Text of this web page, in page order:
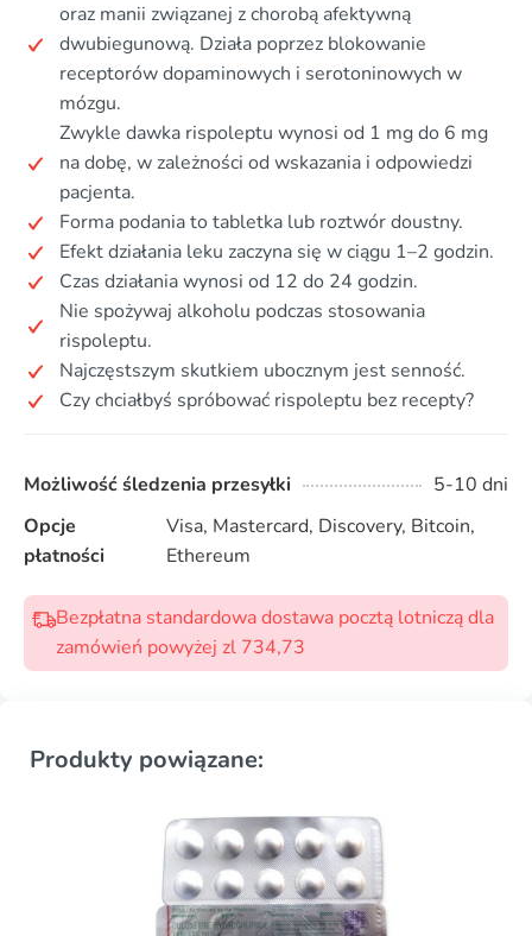
oraz manii związanej z chorobą afektywną
dwubiegunową. Działa poprzez blokowanie
receptorów dopaminowych i serotoninowych w
mózgu.
Zwykle dawka rispoleptu wynosi od 1 mg do 6 mg
na dobę, w zależności od wskazania i odpowiedzi
pacjenta.
Forma podania to tabletka lub roztwór doustny.
Efekt działania leku zaczyna się w ciągu 1–2 godzin.
Czas działania wynosi od 12 do 24 godzin.
Nie spożywaj alkoholu podczas stosowania
rispoleptu.
Najczęstszym skutkiem ubocznym jest senność.
Czy chciałbyś spróbować rispoleptu bez recepty?
Możliwość śledzenia przesyłki
5-10 dni
Opcje
płatności
Visa, Mastercard, Discovery, Bitcoin,
Ethereum
Bezpłatna standardowa dostawa pocztą lotniczą dla
zamówień powyżej zl 734,73
Produkty powiązane: